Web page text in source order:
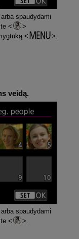
arba spaudydami
.
veidą.
arba spaudydami